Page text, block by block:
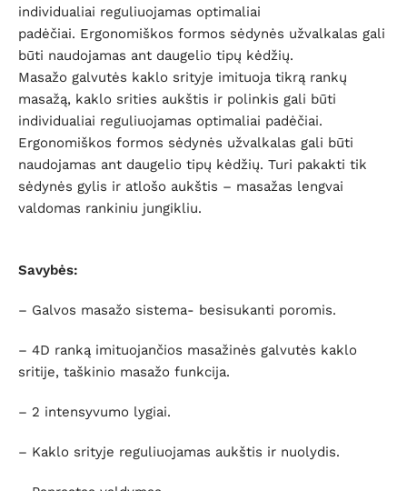
individualiai reguliuojamas optimaliai
padėčiai. Ergonomiškos formos sėdynės užvalkalas gali
būti naudojamas ant daugelio tipų kėdžių.
Masažo galvutės kaklo srityje imituoja tikrą rankų
masažą, kaklo srities aukštis ir polinkis gali būti
individualiai reguliuojamas optimaliai padėčiai.
Ergonomiškos formos sėdynės užvalkalas gali būti
naudojamas ant daugelio tipų kėdžių. Turi pakakti tik
sėdynės gylis ir atlošo aukštis – masažas lengvai
valdomas rankiniu jungikliu.
Savybės:
– Galvos masažo sistema- besisukanti poromis.
– 4D ranką imituojančios masažinės galvutės kaklo
sritije, taškinio masažo funkcija.
– 2 intensyvumo lygiai.
– Kaklo srityje reguliuojamas aukštis ir nuolydis.